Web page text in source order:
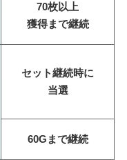
70枚以上
獲得まで継続
セット継続時に
当選
60Gまで継続